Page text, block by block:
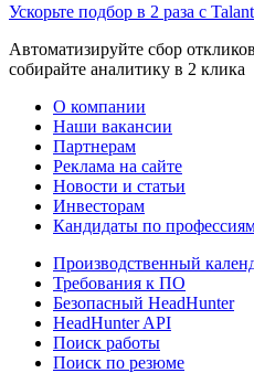
Ускорьте подбор в 2 раза с
Автоматизируйте сбор
собирайте аналитику в 2 клика
О компании
Наши вакансии
Партнерам
Реклама на сайте
Новости и статьи
Инвесторам
Кандидаты по
Производственный
Требования к ПО
Безопасный HeadHunter
HeadHunter API
Поиск работы
Поиск по резюме